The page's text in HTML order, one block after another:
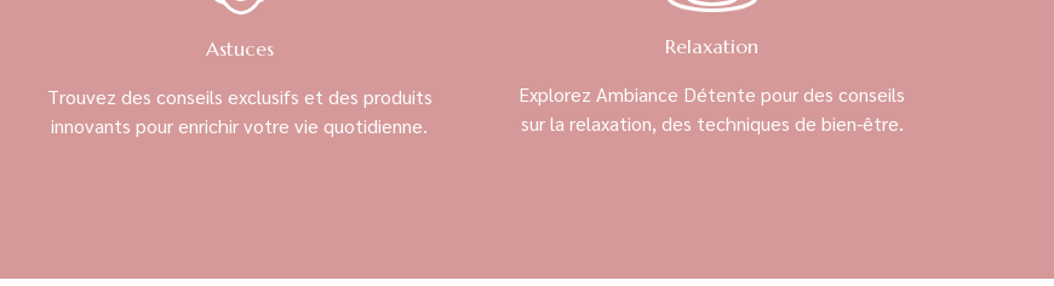
Astuces
Trouvez des conseils exclusifs et des produits
innovants pour enrichir votre vie quotidienne.
Relaxation
Explorez Ambiance Détente pour des conseils
sur la relaxation, des techniques de bien-être.